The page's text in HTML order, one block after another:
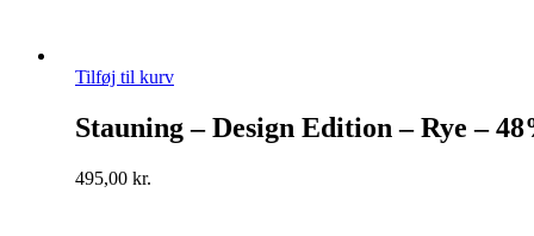
Tilføj til kurv
Stauning – Design Edition – Rye –
495,00 kr.